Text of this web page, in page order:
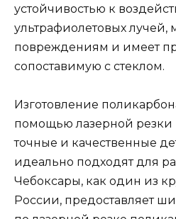
устойчивостью к
ультрафиолетовых лучей,
повреждениям и имеет
сопоставимую с стеклом.
Изготовление
помощью лазерной резки
точные и качественные
идеально подходят для
Чебоксары, как один из
России, предоставляет